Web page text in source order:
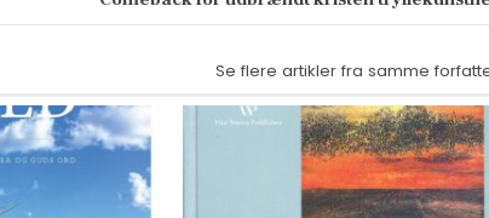
Se flere artikler fra samme